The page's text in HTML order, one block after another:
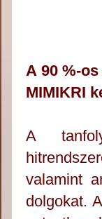
A 90 %-
MIMIKRI
A
valamint
dolgokat.